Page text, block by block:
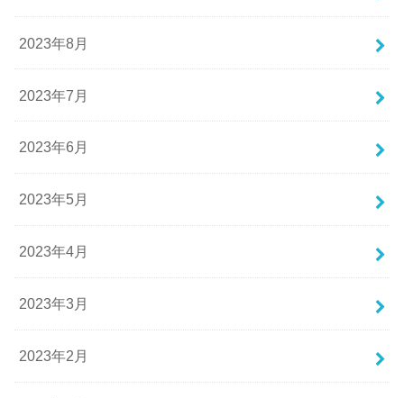
2023年8月
2023年7月
2023年6月
2023年5月
2023年4月
2023年3月
2023年2月